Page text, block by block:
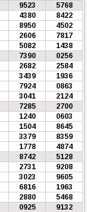
9523
5768
4380
8422
8950
4502
2606
7817
5082
1438
7390
0256
2682
2584
3439
1936
7924
0863
3041
2124
7285
2700
1240
0603
1504
8645
3379
8359
1778
4874
8742
5128
2731
9208
3023
9605
6816
1963
2880
5468
0925
9132